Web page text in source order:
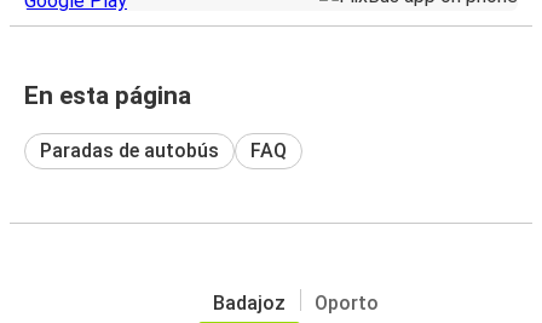
En esta página
Paradas de autobús FAQ
Badajoz Oporto